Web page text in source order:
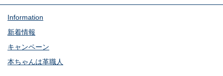
Information
新着情報
キャンペーン
本ちゃんは革職人